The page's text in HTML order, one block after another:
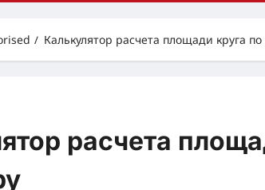
Калькулятор расчета площади круга
расчета